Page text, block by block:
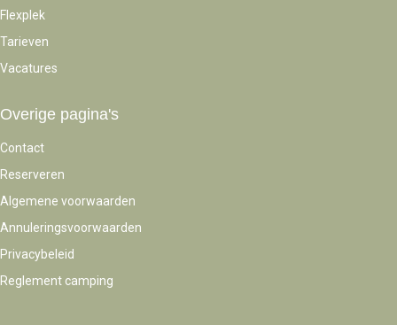
Flexplek
Tarieven
Vacatures
Overige pagina's
Contact
Reserveren
Algemene voorwaarden
Annuleringsvoorwaarden
Privacybeleid
Reglement camping